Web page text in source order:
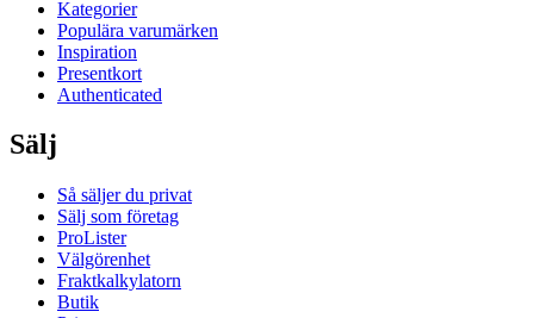
Kategorier
Populära varumärken
Inspiration
Presentkort
Authenticated
Sälj
Så säljer du privat
Sälj som företag
ProLister
Välgörenhet
Fraktkalkylatorn
Butik